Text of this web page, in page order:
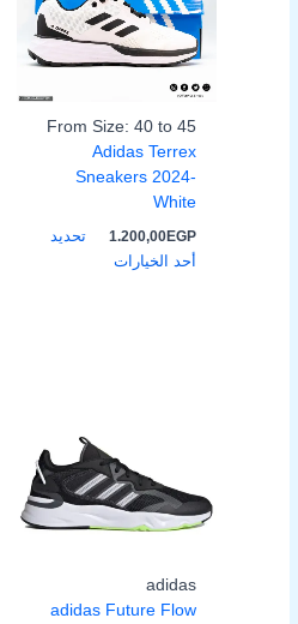
From Size: 40 to 45
Adidas Terrex
Sneakers 2024-
White
1.200,00EGP
تحديد
أحد الخيارات
المختلفة
لهذا
المنتج.
adidas
adidas Future Flow
الأشكال
المختلفة
لهذا
المنتج.